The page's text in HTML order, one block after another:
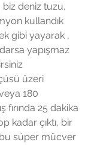
biz deniz tuzu,
kullandık
gibi yayarak ,
yapışmaz
üzeri
180
fırında 25 dakika
kadar çıktı, bir
süper mücver